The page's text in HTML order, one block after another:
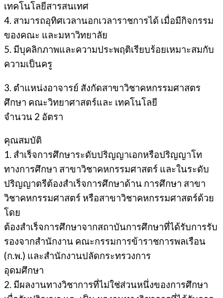
เทคโนโลยีสารสนเทศ
4. สามารถอุทิศเวลานอกเวลาราชการได้ เมื่อมีกิจกรรม
ของคณะ และมหาวิทยาลัย
5. มีบุคลิกภาพและความประพฤติเรียบร้อยเหมาะสมกับ
ความเป็นครู
3. ตําแหน่งอาจารย์ สังกัดสาขาวิชาคหกรรมศาสตร
ศึกษา คณะวิทยาศาสตร์และ เทคโนโลยี
จํานวน 2 อัตรา
คุณสมบัติ
1. สําเร็จการศึกษาระดับปริญญาเอกหรือปริญญาโท
ทางการศึกษา สาขาวิชาคหกรรมศาสตร์ และในระดับ
ปริญญาตรีต้องสําเร็จการศึกษาด้าน การศึกษา สาขา
วิชาคหกรรมศาสตร์ หรือสาขาวิชาคหกรรมศาสตร์ด้วย
โดย
ต้องสําเร็จการศึกษาจากสถาบันการศึกษาที่ได้รับการรับ
รองจากสํานักงาน คณะกรรมการข้าราชการพลเรือน
(ก.พ.) และสํานักงานปลัดกระทรวงการ
อุดมศึกษา
2. มีผลงานทางวิชาการที่ไม่ใช่ส่วนหนึ่งของการศึกษา